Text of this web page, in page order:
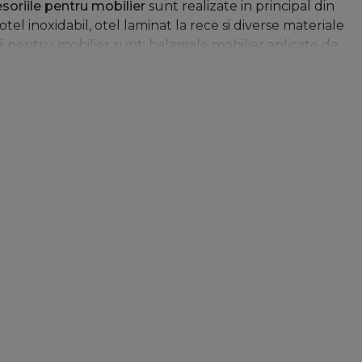
pentru mobilier sunt realizate in principal din
inoxidabil, otel laminat la rece si diverse materiale
pentru mobilier sunt: balamale mobilier aplicate de